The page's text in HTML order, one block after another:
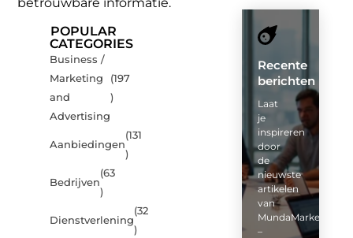
POPULAR
CATEGORIES
Business /
Marketing
and
Advertising
(197
)
Aanbiedingen
(131
)
Bedrijven
(63
)
Dienstverlening
(32
)
Recente
berichten
Laat
je
inspireren
door
de
nieuwste
artikelen
van
MundaMarketing.nl
–